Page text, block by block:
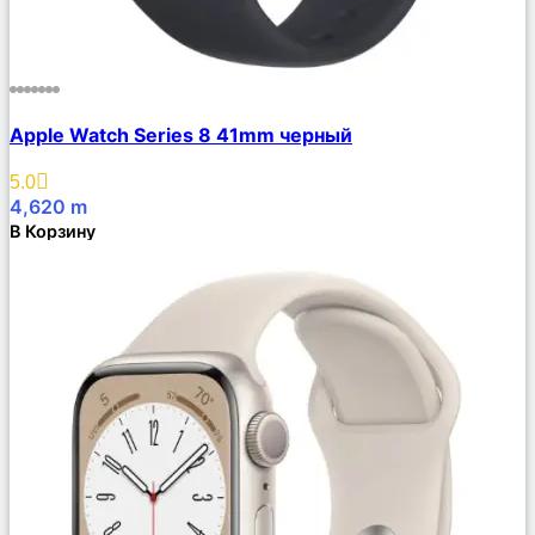
Описание
Избранное
Apple Watch Series 8 41mm черный
5.0
4,620 m
В Корзину